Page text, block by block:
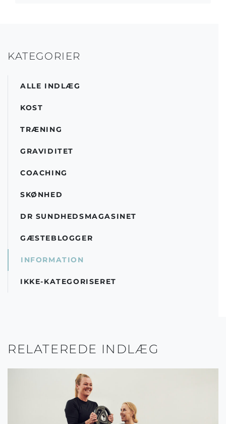
KATEGORIER
ALLE INDLÆG
KOST
TRÆNING
GRAVIDITET
COACHING
SKØNHED
DR SUNDHEDSMAGASINET
GÆSTEBLOGGER
INFORMATION
IKKE-KATEGORISERET
RELATEREDE INDLÆG